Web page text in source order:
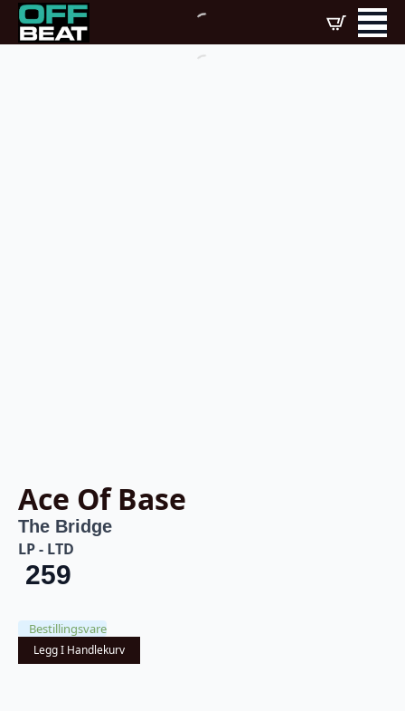
Ace Of Base
The Bridge
LP - LTD
259
Bestillingsvare
Legg I Handlekurv